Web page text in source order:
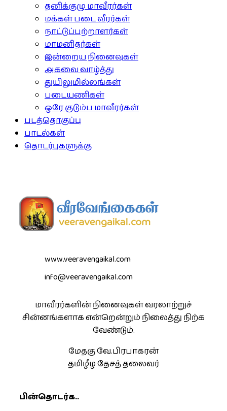
தனிக்குழு மாவீரர்கள்
மக்கள் படை வீரர்கள்
நாட்டுப்பற்றாளர்கள்
மாமனிதர்கள்
இன்றைய நினைவுகள்
அகவை வாழ்த்து
துயிலுமில்லங்கள்
படையணிகள்
ஒரே குடும்ப மாவீரர்கள்
படத்தொகுப்பு
பாடல்கள்
தொடர்புகளுக்கு
www.veeravengaikal.com
info@veeravengaikal.com
மாவீரர்களின் நினைவுகள் வரலாற்றுச்
சின்னங்களாக என்றென்றும் நிலைத்து நிற்க
வேண்டும்.
மேதகு வே.பிரபாகரன்
தமிழீழ தேசத் தலைவர்
பின்தொடர்க..